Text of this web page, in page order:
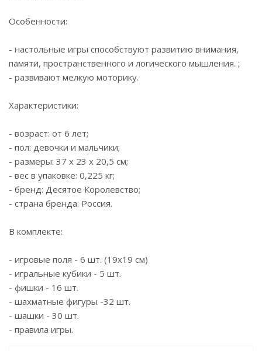
Особенности:
- настольные игры способствуют развитию внимания,
памяти, пространственного и логического мышления. ;
- развивают мелкую моторику.
Характеристики:
- возраст: от 6 лет;
- пол: девочки и мальчики;
- размеры: 37 х 23 х 20,5 см;
- вес в упаковке: 0,225 кг;
- бренд: Десятое Королевство;
- страна бренда: Россия.
В комплекте:
- игровые поля - 6 шт. (19х19 см)
- игральные кубики - 5 шт.
- фишки - 16 шт.
- шахматные фигуры -32 шт.
- шашки - 30 шт.
- правила игры.